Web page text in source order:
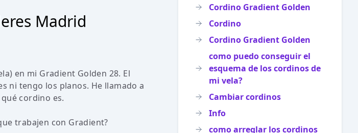
Madrid
en mi Gradient Golden 28. El
ni tengo los planos. He llamado a
cordino es.
trabajen con Gradient?
Cordino Gradient Golden
Cordino
Cordino Gradient Golden
como puedo conseguir el
esquema de los cordinos de
mi vela?
Cambiar cordinos
Info
como arreglar los cordinos